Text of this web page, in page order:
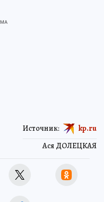
Ася ДОЛЕЦКАЯ
Источник: kp.ru